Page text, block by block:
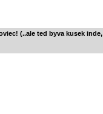
(..ale ted byva kusek inde,